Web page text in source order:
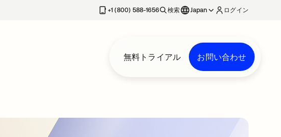
+1 (800) 588-1656 検索 Japan ログイン
無料トライアル お問い合わせ